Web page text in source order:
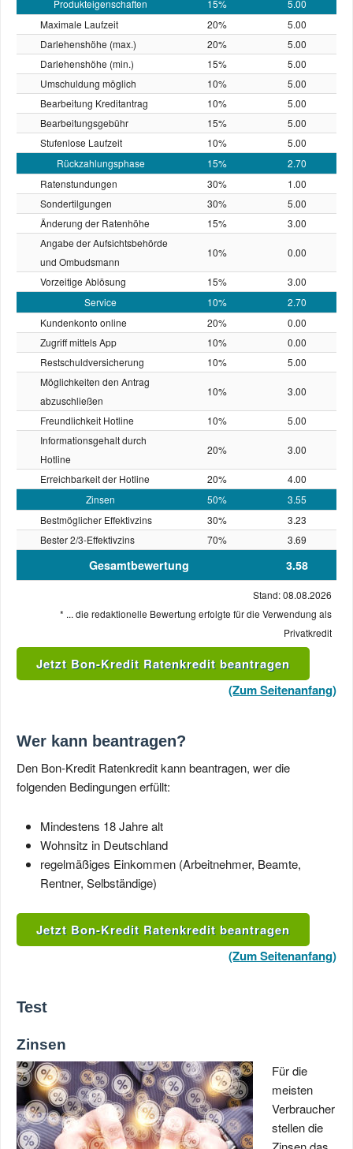
Produkteigenschaften 15%
5.00
Maximale Laufzeit
20%
5.00
Darlehenshöhe (max.)
20%
5.00
Darlehenshöhe (min.)
15%
5.00
Umschuldung möglich
10%
5.00
Bearbeitung Kreditantrag
10%
5.00
Bearbeitungsgebühr
15%
5.00
Stufenlose Laufzeit
10%
5.00
Rückzahlungsphase
15%
2.70
Ratenstundungen
30%
1.00
Sondertilgungen
30%
5.00
Änderung der Ratenhöhe
15%
3.00
Angabe der Aufsichtsbehörde
und Ombudsmann
10% 0.00
Vorzeitige Ablösung 15%
3.00
Service
10%
2.70
Kundenkonto online
20%
0.00
Zugriff mittels App
10%
0.00
Restschuld­versicherung
10%
5.00
Möglichkeiten den Antrag
abzuschließen
10% 3.00
Freundlichkeit Hotline 10%
5.00
Informationsgehalt durch
Hotline
20% 3.00
Erreichbarkeit der Hotline 20%
4.00
Zinsen
50%
3.55
Bestmöglicher Effektivzins
30%
3.23
Bester 2/3-Effektivzins
70% 3.69
Gesamtbewertung 3.58
Stand: 08.08.2026
* ... die redaktionelle Bewertung erfolgte für die Verwendung als
Privatkredit
Jetzt Bon-Kredit Ratenkredit beantragen
(Zum Seitenanfang)
Wer kann beantragen?
Den Bon-Kredit Ratenkredit kann beantragen, wer die
folgenden Bedingungen erfüllt:
Mindestens 18 Jahre alt
Wohnsitz in Deutschland
regelmäßiges Einkommen (Arbeitnehmer, Beamte,
Rentner, Selbständige)
Jetzt Bon-Kredit Ratenkredit beantragen
(Zum Seitenanfang)
Test
Zinsen
Für die
meisten
Verbraucher
stellen die